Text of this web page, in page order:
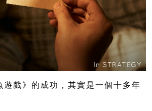
In STRATEGY
遊戲》的成功，其實是一個十多年